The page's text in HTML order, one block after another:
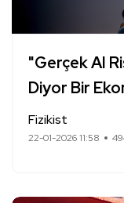
"Gerçek AI
Diyor Bir
Fizikist
22-01-2026 11:58